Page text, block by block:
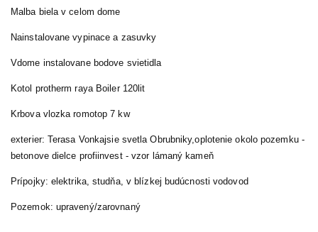
Malba biela v celom dome
Nainstalovane vypinace a zasuvky
Vdome instalovane bodove svietidla
Kotol protherm raya Boiler 120lit
Krbova vlozka romotop 7 kw
exterier: Terasa Vonkajsie svetla Obrubniky,oplotenie okolo pozemku -
betonove dielce profiinvest - vzor lámaný kameň
Prípojky: elektrika, studňa, v blízkej budúcnosti vodovod
Pozemok: upravený/zarovnaný